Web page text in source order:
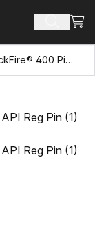
Adapter QuickFire® 400 Pin x 2,375 Zoll API Reg Pin